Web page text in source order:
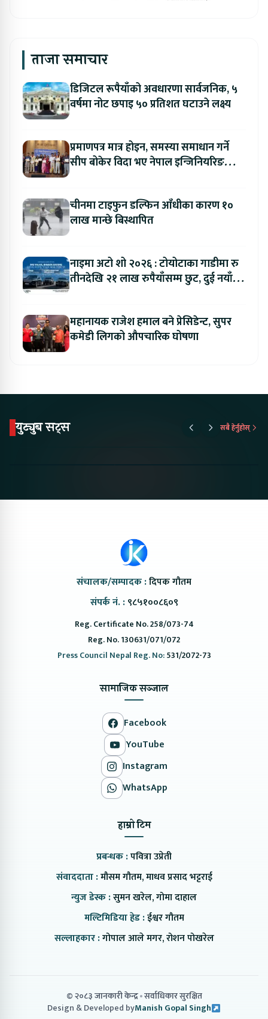
ताजा समाचार
डिजिटल रूपैयाँको अवधारणा सार्वजनिक, ५
वर्षमा नोट छपाइ ५० प्रतिशत घटाउने लक्ष्य
प्रमाणपत्र मात्र होइन, समस्या समाधान गर्ने
सीप बोकेर विदा भए नेपाल इन्जिनियरिङ
चीनमा टाइफुन डल्फिन आँधीका कारण १०
लाख मान्छे बिस्थापित
नाइमा अटो शो २०२६ : टोयोटाका गाडीमा रु
तीनदेखि २१ लाख रुपैयाँसम्म छुट, दुई नयाँ
महानायक राजेश हमाल बने प्रेसिडेन्ट, सुपर
कमेडी लिगको औपचारिक घोषणा
युट्युब सट्स सबै हेर्नुहोस्
संचालक/सम्पादक :दिपक गौतम
संपर्क नं. : ९८५१००८६०९
Reg. Certificate No. 258/073-74
Reg. No. 130631/071/072
Press Council Nepal Reg. No:531/2072-73
सामाजिक सञ्जाल
Facebook
YouTube
Instagram
WhatsApp
हाम्रो टिम
प्रबन्धक :पवित्रा उप्रेती
संवाददाता :मौसम गौतम, माधव प्रसाद भट्टराई
न्युज डेस्क :सुमन खरेल, गोमा दाहाल
मल्टिमिडिया हेड :ईश्वर गौतम
सल्लाहकार :गोपाल आले मगर, रोशन पोखरेल
© २०८३ जानकारी केन्द्र सर्वाधिकार सुरक्षित
Design & Developed byManish Gopal Singh